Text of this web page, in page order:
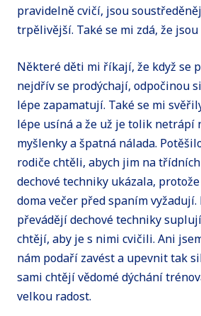
pravidelně cvičí, jsou
trpělivější. Také se mi zdá, že
Některé děti mi říkají, že když se
nejdřív se prodýchají, odpočinou
lépe zapamatují. Také se mi
lépe usíná a že už je tolik netrápí
myšlenky a špatná nálada.
rodiče chtěli, abych jim na
dechové techniky ukázala,
doma večer před spaním
převádějí dechové techniky
chtějí, aby je s nimi cvičili. Ani
nám podaří zavést a upevnit tak
sami chtějí vědomé dýchání
velkou radost.